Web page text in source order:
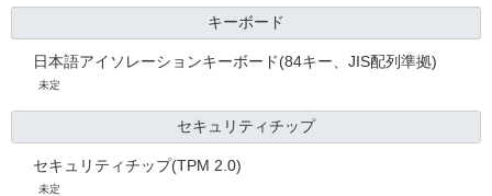
キーボード
日本語アイソレーションキーボード(84キー、JIS配列準拠)
未定
セキュリティチップ
セキュリティチップ(TPM 2.0)
未定